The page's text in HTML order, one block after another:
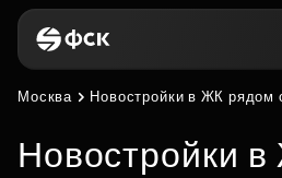
Москва Новостройки в ЖК рядом
Новостройки